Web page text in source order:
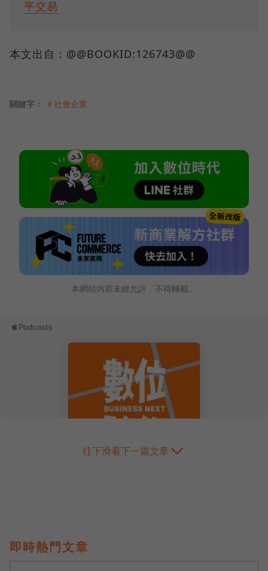
平交易
本文出自：@@BOOKID:126743@@
關鍵字： ＃社會企業
本網站內容未經允許，不得轉載。
往下滑看下一篇文章
即時熱門文章